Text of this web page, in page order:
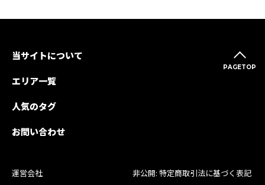
PAGETOP
当サイトについて
エリア一覧
人気のタグ
お問い合わせ
運営会社 非公開: 特定商取引法に基づく表記